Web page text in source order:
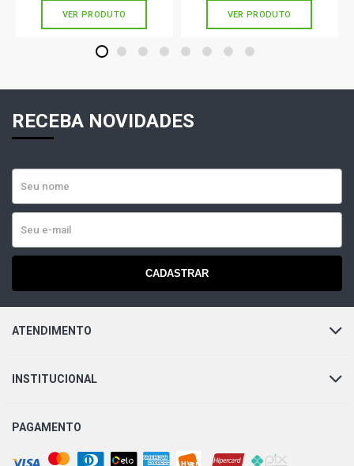
VER PRODUTO VER PRODUTO
1 2 3 4 5 6 7 8
RECEBA NOVIDADES
CADASTRAR
ATENDIMENTO
INSTITUCIONAL
PAGAMENTO